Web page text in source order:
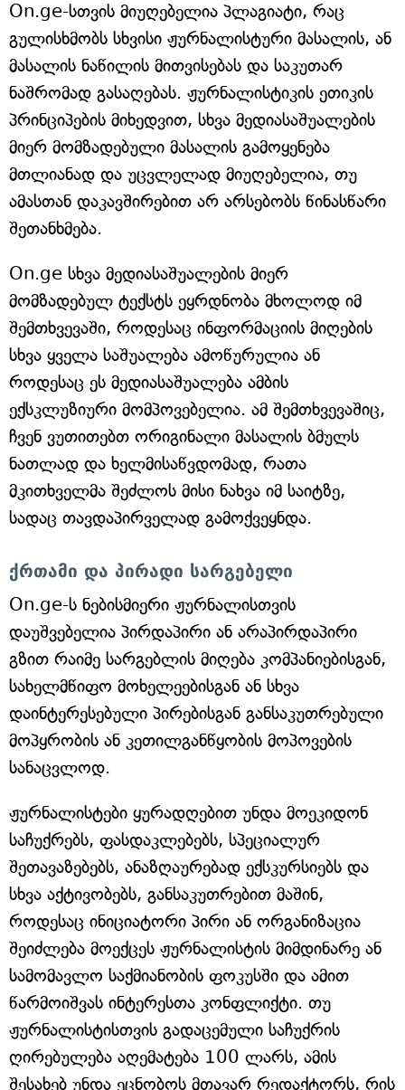
On.ge-სთვის მიუღებელია პლაგიატი, რაც
გულისხმობს სხვისი ჟურნალისტური მასალის, ან
მასალის ნაწილის მითვისებას და საკუთარ
ნაშრომად გასაღებას. ჟურნალისტიკის ეთიკის
პრინციპების მიხედვით, სხვა მედიასაშუალების
მიერ მომზადებული მასალის გამოყენება
მთლიანად და უცვლელად მიუღებელია, თუ
ამასთან დაკავშირებით არ არსებობს წინასწარი
შეთანხმება.
On.ge სხვა მედიასაშუალების მიერ
მომზადებულ ტექსტს ეყრდნობა მხოლოდ იმ
შემთხვევაში, როდესაც ინფორმაციის მიღების
სხვა ყველა საშუალება ამოწურულია ან
როდესაც ეს მედიასაშუალება ამბის
ექსკლუზიური მომპოვებელია. ამ შემთხვევაშიც,
ჩვენ ვუთითებთ ორიგინალი მასალის ბმულს
ნათლად და ხელმისაწვდომად, რათა
მკითხველმა შეძლოს მისი ნახვა იმ საიტზე,
სადაც თავდაპირველად გამოქვეყნდა.
ქრთამი და პირადი სარგებელი
On.ge-ს ნებისმიერი ჟურნალისთვის
დაუშვებელია პირდაპირი ან არაპირდაპირი
გზით რაიმე სარგებლის მიღება კომპანიებისგან,
სახელმწიფო მოხელეებისგან ან სხვა
დაინტერესებული პირებისგან განსაკუთრებული
მოპყრობის ან კეთილგანწყობის მოპოვების
სანაცვლოდ.
ჟურნალისტები ყურადღებით უნდა მოეკიდონ
საჩუქრებს, ფასდაკლებებს, სპეციალურ
შეთავაზებებს, ანაზღაურებად ექსკურსიებს და
სხვა აქტივობებს, განსაკუთრებით მაშინ,
როდესაც ინიციატორი პირი ან ორგანიზაცია
შეიძლება მოექცეს ჟურნალისტის მიმდინარე ან
სამომავლო საქმიანობის ფოკუსში და ამით
წარმოიშვას ინტერესთა კონფლიქტი. თუ
ჟურნალისტისთვის გადაცემული საჩუქრის
ღირებულება აღემატება 100 ლარს, ამის
შესახებ უნდა ეცნობოს მთავარ რედაქტორს, რის